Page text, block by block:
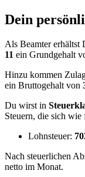
Dein
Als Beamter erhältst
11 ein Grundgehalt
Hinzu kommen
ein Bruttogehalt von
Du wirst in
Steuern, die sich
Lohnsteuer:
Nach steuerlichen
netto im Monat.